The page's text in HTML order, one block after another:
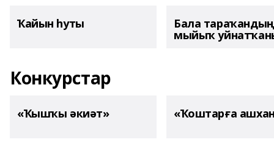
Ҡайын һуты Бала тараҡандың
мыйыҡ
Конкурстар
«Ҡышҡы әкиәт» «Ҡоштарға